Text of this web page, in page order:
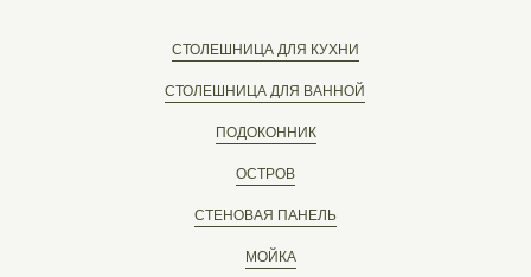
СТОЛЕШНИЦА ДЛЯ КУХНИ
СТОЛЕШНИЦА ДЛЯ ВАННОЙ
ПОДОКОННИК
СТЕНОВАЯ ПАНЕЛЬ
МОЙКА
ОСТРОВ